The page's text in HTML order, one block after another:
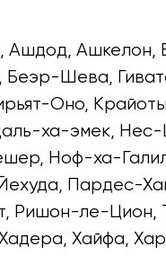
Ашдод, Ашкелон,
Шева,
Оно,
ха-эмек,
Ноф-ха-
Пардес-
Ришон-ле-Цион,
Хайфа,